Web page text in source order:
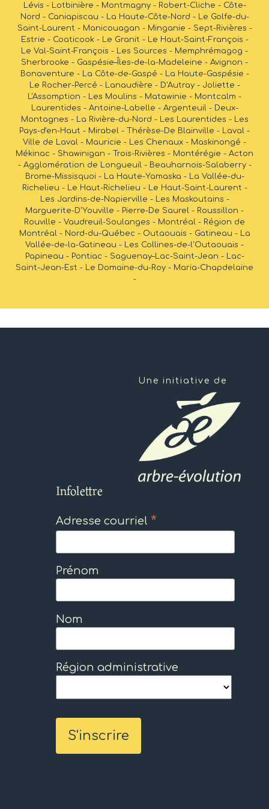
Lévis - Lotbinière - Montmagny - Robert-Cliche - Côte-
Nord - Caniapiscau - La Haute-Côte-Nord - Le Golfe-du-
Saint-Laurent - Manicouagan - Minganie - Sept-Rivières -
Estrie - Coaticook - Le Granit - Le Haut-Saint-François -
Le Val-Saint-François - Les Sources - Memphrémagog -
Sherbrooke - Gaspésie–Îles-de-la-Madeleine - Avignon -
Bonaventure - La Côte-de-Gaspé - La Haute-Gaspésie -
Le Rocher-Percé - Lanaudière - D'Autray - Joliette -
L'Assomption - Les Moulins - Matawinie - Montcalm -
Laurentides - Antoine-Labelle - Argenteuil - Deux-
Montagnes - La Rivière-du-Nord - Les Laurentides - Les
Pays-d'en-Haut - Mirabel - Thérèse-De Blainville - Laval -
Ville de Laval - Mauricie - Les Chenaux - Maskinongé -
Mékinac - Shawinigan - Trois-Rivières - Montérégie - Acton
- Agglomération de Longueuil - Beauharnois-Salaberry -
Brome-Missisquoi - La Haute-Yamaska - La Vallée-du-
Richelieu - Le Haut-Richelieu - Le Haut-Saint-Laurent -
Les Jardins-de-Napierville - Les Maskoutains -
Marguerite-D'Youville - Pierre-De Saurel - Roussillon -
Rouville - Vaudreuil-Soulanges - Montréal - Région de
Montréal - Nord-du-Québec - Outaouais - Gatineau - La
Vallée-de-la-Gatineau - Les Collines-de-l'Outaouais -
Papineau - Pontiac - Saguenay–Lac-Saint-Jean - Lac-
Saint-Jean-Est - Le Domaine-du-Roy - Maria-Chapdelaine
-
Une initiative de
Infolettre
Adresse courriel *
Prénom
Nom
Région administrative